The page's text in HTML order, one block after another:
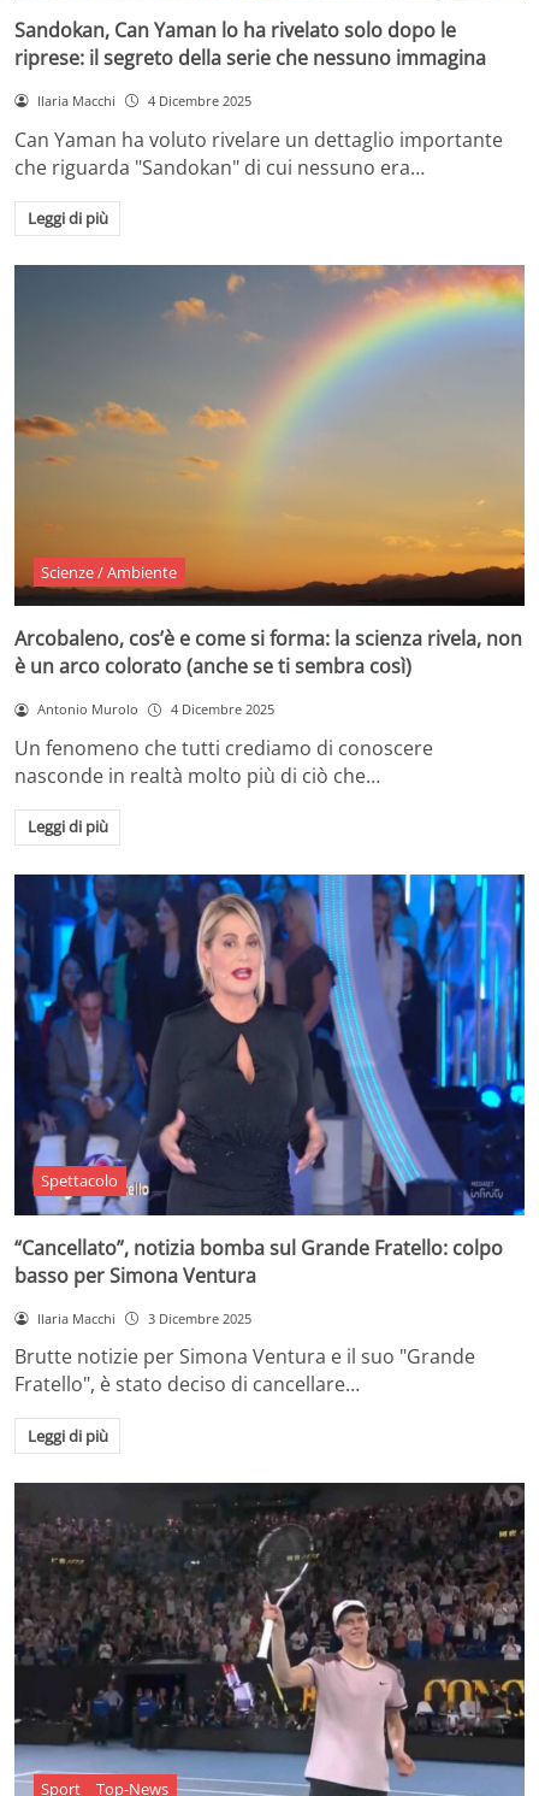
Sandokan, Can Yaman lo ha rivelato solo dopo le
riprese: il segreto della serie che nessuno immagina
Ilaria Macchi 4 Dicembre 2025
Can Yaman ha voluto rivelare un dettaglio importante
che riguarda "Sandokan" di cui nessuno era…
Leggi di più
Scienze / Ambiente
Arcobaleno, cos’è e come si forma: la scienza rivela, non
è un arco colorato (anche se ti sembra così)
Antonio Murolo 4 Dicembre 2025
Un fenomeno che tutti crediamo di conoscere
nasconde in realtà molto più di ciò che…
Leggi di più
Spettacolo
“Cancellato”, notizia bomba sul Grande Fratello: colpo
basso per Simona Ventura
Ilaria Macchi 3 Dicembre 2025
Brutte notizie per Simona Ventura e il suo "Grande
Fratello", è stato deciso di cancellare…
Leggi di più
Sport Top-News